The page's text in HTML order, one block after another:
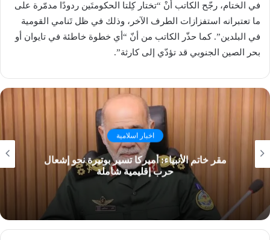
في الختام، رجّح الكاتب أنْ “تختار كِلتا الحكومتَين ردودًا مدمّرة على
ما تعتبرانه استفزازات الطرف الآخر، وذلك في ظل تَنامي القومية
في البلدين”. كما حذّر الكاتب من أنّ “أي خطوة خاطئة في تايوان أو
بحر الصين الجنوبي قد تؤدّي إلى كارثة”.
اخبار اسلامية
مقر خاتم الأنبياء: أميركا تسير بوتيرة نحو إشعال
حرب إقليمية شاملة